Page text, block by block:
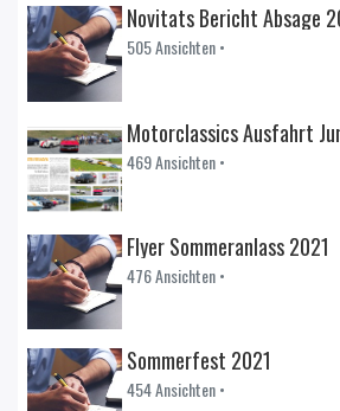
Novitats Bericht Absage
505 Ansichten •
Motorclassics Ausfahrt
469 Ansichten •
Flyer Sommeranlass 2021
476 Ansichten •
Sommerfest 2021
454 Ansichten •